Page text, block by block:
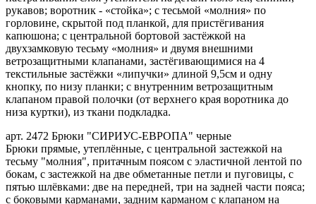
рукавов; воротник - «стойка»; с тесьмой «молния» по
горловине, скрытой под планкой, для пристёгивания
капюшона; с центральной бортовой застёжкой на
двухзамковую тесьму «молния» и двумя внешними
ветрозащитными клапанами, застёгивающимися на 4
текстильные застёжки «липучки» длиной 9,5см и одну
кнопку, по низу планки; с внутренним ветрозащитным
клапаном правой полочки (от верхнего края воротника до
низа куртки), из ткани подкладка.
арт. 2472 Брюки "СИРИУС-ЕВРОПА" черные
Брюки прямые, утеплённые, с центральной застежкой на
тесьму "молния", притачным поясом с эластичной лентой по
бокам, с застежкой на две обметанные петли и пуговицы, с
пятью шлёвками: две на передней, три на задней части пояса;
с боковыми карманами, задним карманом с клапаном на